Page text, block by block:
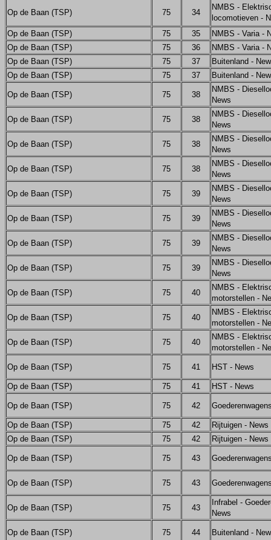
Op de Baan (TSP) 75 34
NMBS -
locomotieven -
Op de Baan (TSP)
75 35
NMBS - Varia -
Op de Baan (TSP)
75 36
NMBS - Varia -
Op de Baan (TSP)
75 37
Buitenland -
Op de Baan (TSP)
75 37 Buitenland -
Op de Baan (TSP) 75 38
NMBS -
News
Op de Baan (TSP) 75 38
NMBS -
News
Op de Baan (TSP) 75 38
NMBS -
News
Op de Baan (TSP) 75 38
NMBS -
News
Op de Baan (TSP) 75 39
NMBS -
News
Op de Baan (TSP) 75 39
NMBS -
News
Op de Baan (TSP) 75 39
NMBS -
News
Op de Baan (TSP) 75 39
NMBS -
News
Op de Baan (TSP) 75 40
NMBS -
motorstellen -
Op de Baan (TSP) 75 40
NMBS -
motorstellen -
Op de Baan (TSP) 75 40
NMBS -
motorstellen -
Op de Baan (TSP) 75 41 HST - News
Op de Baan (TSP) 75 41 HST - News
Op de Baan (TSP) 75 42
Op de Baan (TSP) 75 42
Rijtuigen - News
Op de Baan (TSP)
75 42 Rijtuigen - News
Op de Baan (TSP) 75 43
Op de Baan (TSP) 75 43
Op de Baan (TSP) 75 43
Infrabel -
News
Op de Baan (TSP) 75 44 Buitenland -